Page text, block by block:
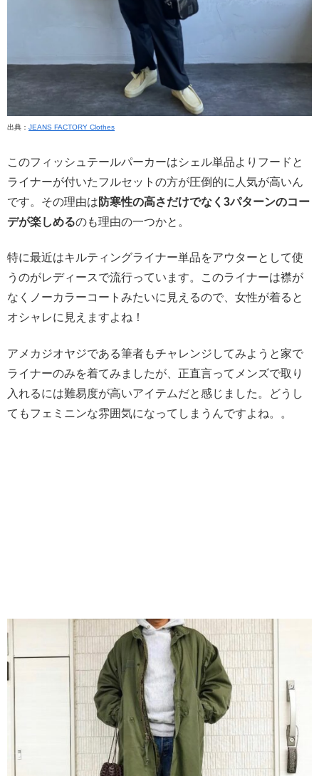
出典： JEANS FACTORY Clothes
このフィッシュテールパーカーはシェル単品よりフードと
ライナーが付いたフルセットの方が圧倒的に人気が高いん
です。その理由は 防寒性の高さだけでなく3パターンのコー
デが楽しめるのも理由の一つかと。
特に最近はキルティングライナー単品をアウターとして使
うのがレディースで流行っています。このライナーは襟が
なくノーカラーコートみたいに見えるので、女性が着ると
オシャレに見えますよね！
アメカジオヤジである筆者もチャレンジしてみようと家で
ライナーのみを着てみましたが、正直言って メンズで取り
入れるには難易度が高いアイテムだと感じました。どうし
てもフェミニンな雰囲気になってしまうんですよね。。